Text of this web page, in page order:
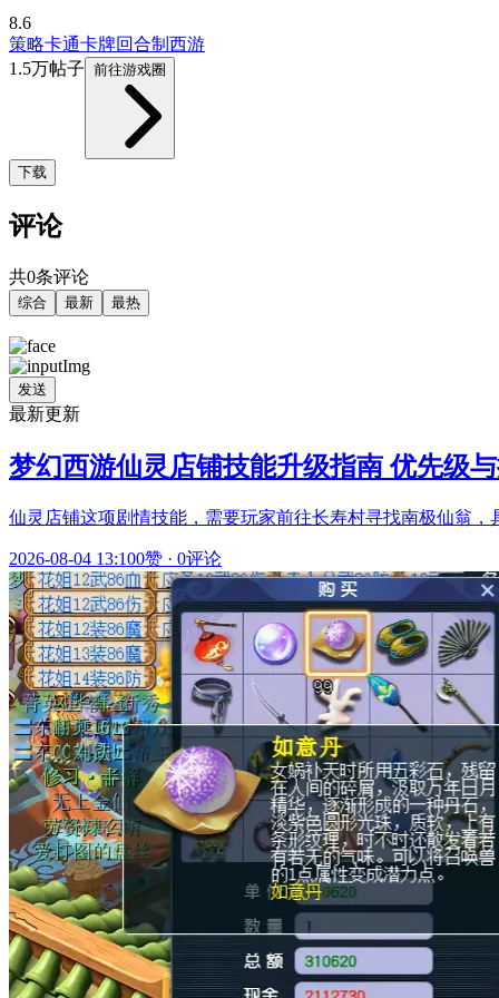
8.6
策略卡通卡牌回合制 西游
1.5万帖子 前往游戏圈
下载
评论
共0条评论
综合 最新 最热
发送
最新更新
梦幻西游仙灵店铺技能升级指南 优先级
仙灵店铺这项剧情技能，需要玩家前往长寿村寻找南极仙翁
2026-08-04 13:100赞 · 0评论